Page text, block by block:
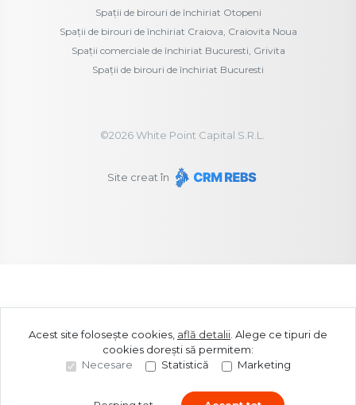
Spații de birouri de închiriat Otopeni
Spații de birouri de închiriat Craiova, Craiovita Noua
Spații comerciale de închiriat Bucuresti, Grivita
Spații de birouri de închiriat Bucuresti
©2026White Point Capital S.R.L.
Site creat în
Acest site folosește cookies, află detalii Alege ce tipuri de
cookies dorești să permitem:
Necesare
Statistică Marketing